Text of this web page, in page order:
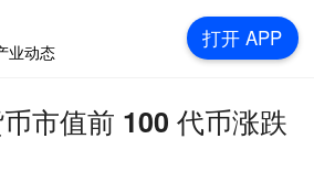
市值前 100 代币涨跌
业动态
打开 APP